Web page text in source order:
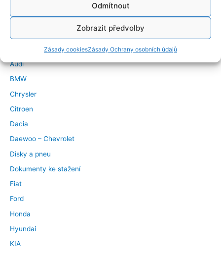
Odmítnout
Zobrazit předvolby
Zásady cookiesZásady Ochrany osobních údajů
Značky vozidel
Alfa Romeo
Audi
BMW
Chrysler
Citroen
Dacia
Daewoo – Chevrolet
Disky a pneu
Dokumenty ke stažení
Fiat
Ford
Honda
Hyundai
KIA